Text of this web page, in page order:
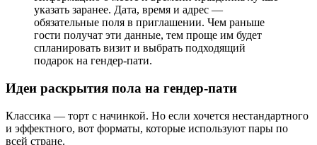
указать заранее. Дата, время и адрес —
обязательные поля в приглашении. Чем раньше
гости получат эти данные, тем проще им будет
спланировать визит и выбрать подходящий
подарок на гендер-пати.
Идеи раскрытия пола на гендер-пати
Классика — торт с начинкой. Но если хочется нестандартного
и эффектного, вот форматы, которые используют пары по
всей стране.